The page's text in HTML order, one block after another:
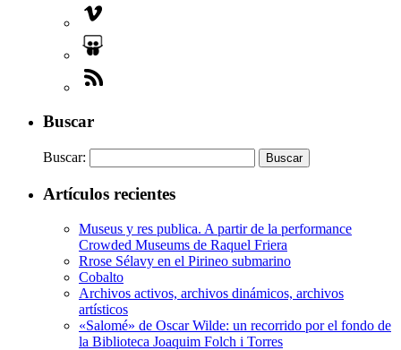
Buscar
Buscar:
Artículos recientes
Museus y res publica. A partir de la performance
Crowded Museums de Raquel Friera
Rrose Sélavy en el Pirineo submarino
Cobalto
Archivos activos, archivos dinámicos, archivos
artísticos
«Salomé» de Oscar Wilde: un recorrido por el fondo de
la Biblioteca Joaquim Folch i Torres